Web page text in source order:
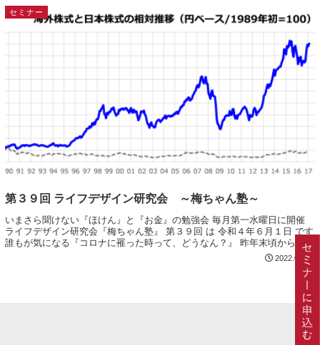
セミナー
第３９回 ライフデザイン研究会 ～梅ちゃん塾～
いまさら聞けない『ほけん』と『お金』の勉強会 毎月第一水曜日に開催
ライフデザイン研究会『梅ちゃん塾』 第３９回 は 令和４年６月１日 です
誰もが気になる『コロナに罹った時って、どうなん？』 昨年末頃から『コ
2022.05.02